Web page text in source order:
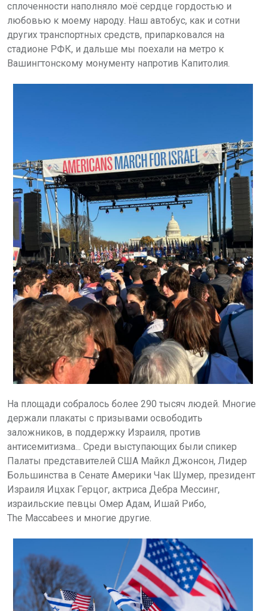
сплоченности наполняло моё сердце гордостью и
любовью к моему народу. Наш автобус, как и сотни
других транспортных средств, припарковался на
стадионе РФК, и дальше мы поехали на метро к
Вашингтонскому монументу напротив Капитолия.
На площади собралось более 290 тысяч людей. Многие
держали плакаты с призывами освободить
заложников, в поддержку Израиля, против
антисемитизма... Среди выступающих были спикер
Палаты представителей США Майкл Джонсон, Лидер
Большинства в Сенате Америки Чак Шумер, президент
Израиля Ицхак Герцог, актриса Дебра Мессинг,
израильские певцы Омер Адам, Ишай Рибо,
The Maccabees и многие другие.